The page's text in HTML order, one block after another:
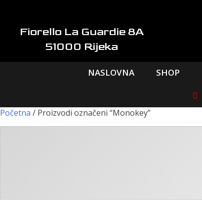
contentFiorello La Guardie 8A
51000 Rijeka
NASLOVNA SHOP
Početna / Proizvodi označeni “Monokey”